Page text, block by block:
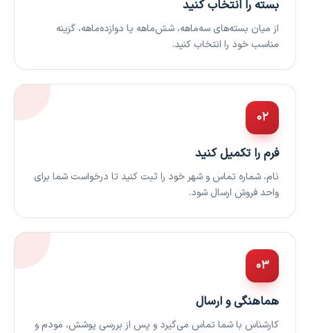
بسته را انتخاب کنید
از میان بسته‌های سه‌ماهه، شش‌ماهه یا دوازده‌ماهه، گزینه
مناسب خود را انتخاب کنید.
۰۲
فرم را تکمیل کنید
نام، شماره تماس و شهر خود را ثبت کنید تا درخواست شما برای
واحد فروش ارسال شود.
۰۳
هماهنگی و ارسال
کارشناس با شما تماس می‌گیرد و پس از بررسی پوشش، مودم و